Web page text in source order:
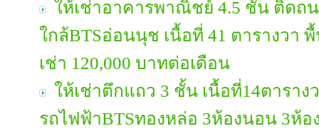
ให้เช่าอาคารพาณิชย์ 4.5 ชั้น ติด
ใกล้BTSอ่อนนุช เนื้อที่ 41 ตารางวา
เช่า 120,000 บาทต่อเดือน
ให้เช่าตึกแถว 3 ชั้น เนื้อที่14ตารา
รถไฟฟ้าBTSทองหล่อ 3ห้องนอน 3ห้อ